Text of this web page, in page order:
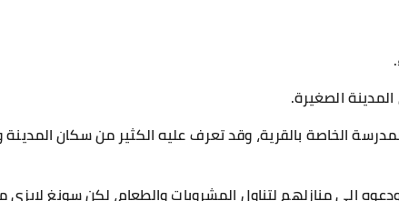
الصغيرة.
الخاصة بالقرية، وقد تعرف عليه الكثير من سكان المدينة
إلى منازلهم لتناول المشروبات والطعام، لكن سونغ لايزي